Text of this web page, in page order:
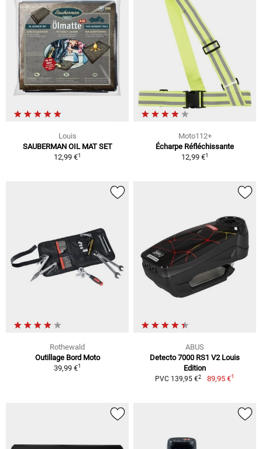
Louis
SAUBERMAN OIL MAT SET
12,99 €1
Moto112+
Écharpe Réfléchissante
12,99 €1
Rothewald
Outillage Bord Moto
39,99 €1
ABUS
Detecto 7000 RS1 V2 Louis
Edition
PVC 139,95 €2 89,95 €1